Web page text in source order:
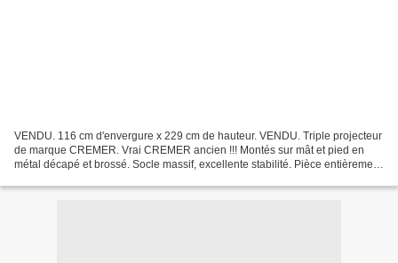
VENDU. 116 cm d'envergure x 229 cm de hauteur. VENDU. Triple projecteur
de marque CREMER. Vrai CREMER ancien !!! Montés sur mât et pied en
métal décapé et brossé. Socle massif, excellente stabilité. Pièce entièrement